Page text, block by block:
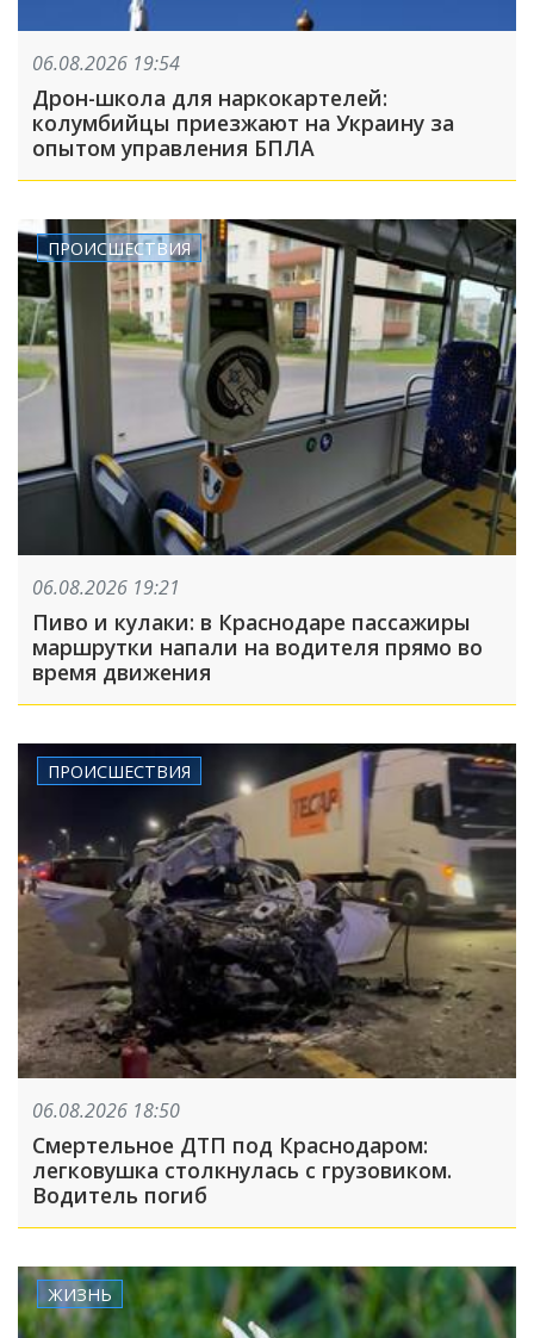
06.08.2026 19:54
Дрон-школа для наркокартелей:
колумбийцы приезжают на Украину за
опытом управления БПЛА
ПРОИСШЕСТВИЯ
06.08.2026 19:21
Пиво и кулаки: в Краснодаре пассажиры
маршрутки напали на водителя прямо во
время движения
ПРОИСШЕСТВИЯ
06.08.2026 18:50
Смертельное ДТП под Краснодаром:
легковушка столкнулась с грузовиком.
Водитель погиб
ЖИЗНЬ